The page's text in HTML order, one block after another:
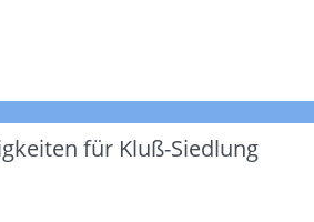
für Kluß-Siedlung